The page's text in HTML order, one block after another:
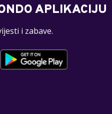
APLIKACIJU
i zabave.